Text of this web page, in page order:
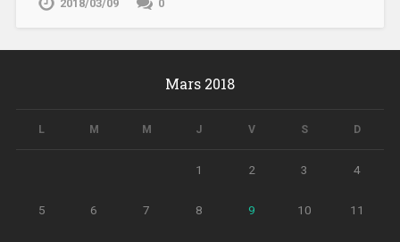
2018/03/09 0
Mars 2018
L M M J V S D
1 2 3 4
5 6 7 8 9 10 11